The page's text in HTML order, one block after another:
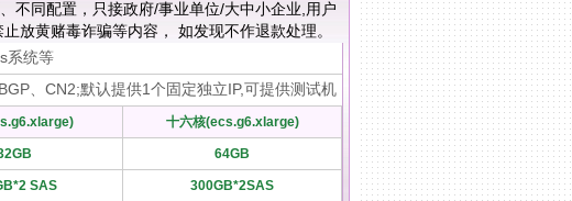
不同配置，只接政府/事业单位/大中小企业,用户
放黄赌毒诈骗等内容， 如发现不作退款处理。
系统等
、CN2;默认提供1个固定独立IP,可提供测试机
十六核(ecs.g6.xlarge)
64GB
SAS 300GB*2SAS